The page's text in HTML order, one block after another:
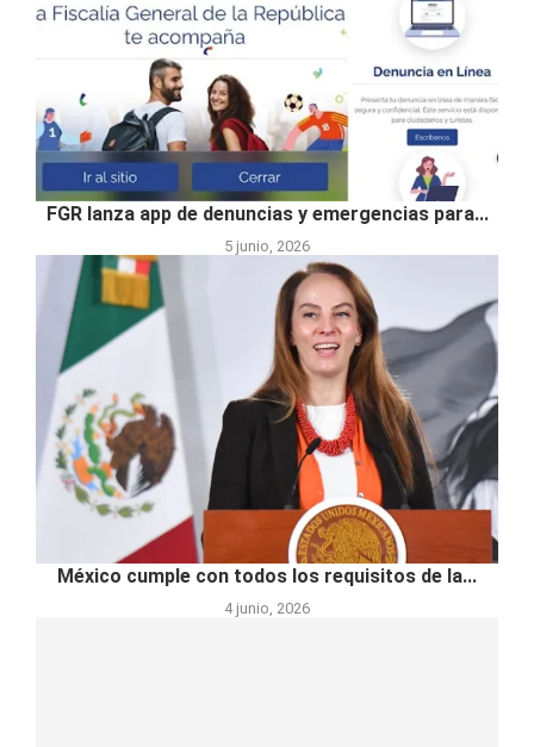
FGR lanza app de denuncias y emergencias para...
5 junio, 2026
México cumple con todos los requisitos de la...
4 junio, 2026